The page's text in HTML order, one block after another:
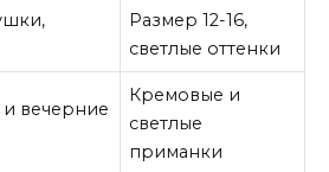
Размер 12-16,
светлые оттенки
вечерние
Кремовые и
светлые
приманки